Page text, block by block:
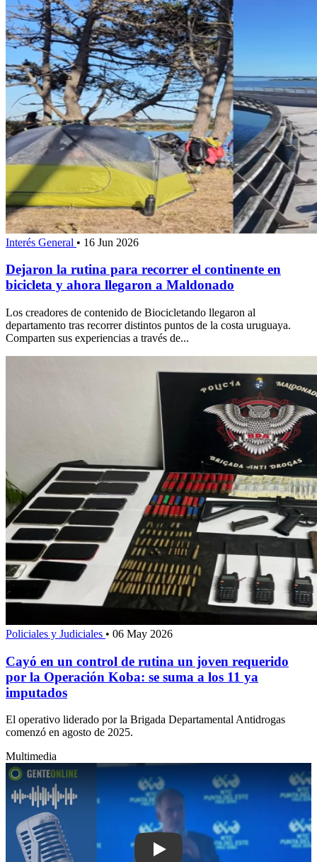
Interés General • 16 Jun 2026
Dejaron la rutina para recorrer el continente en
bicicleta y ahora llegaron a Maldonado
Los creadores de contenido de Biocicletando llegaron al
departamento tras recorrer distintos puntos de la costa uruguaya.
Comparten sus experiencias a través de...
Policiales y Judiciales • 06 May 2026
Cayó en un control de rutina un joven requerido
por la Operación Koba: se suma a los 11 ya
imputados
El operativo liderado por la Brigada Departamental Antidrogas
comenzó en agosto de 2025.
Multimedia
Play: Orsi destacó que el desarrollo